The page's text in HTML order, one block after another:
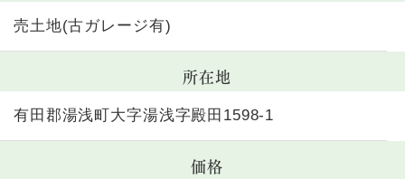
売土地(古ガレージ有)
所在地
有田郡湯浅町大字湯浅字殿田1598-1
価格